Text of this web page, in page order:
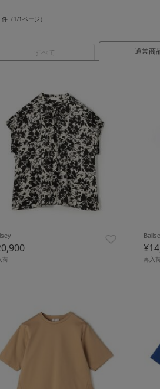
件（1/1ページ）
すべて 通常商
荷 再入荷